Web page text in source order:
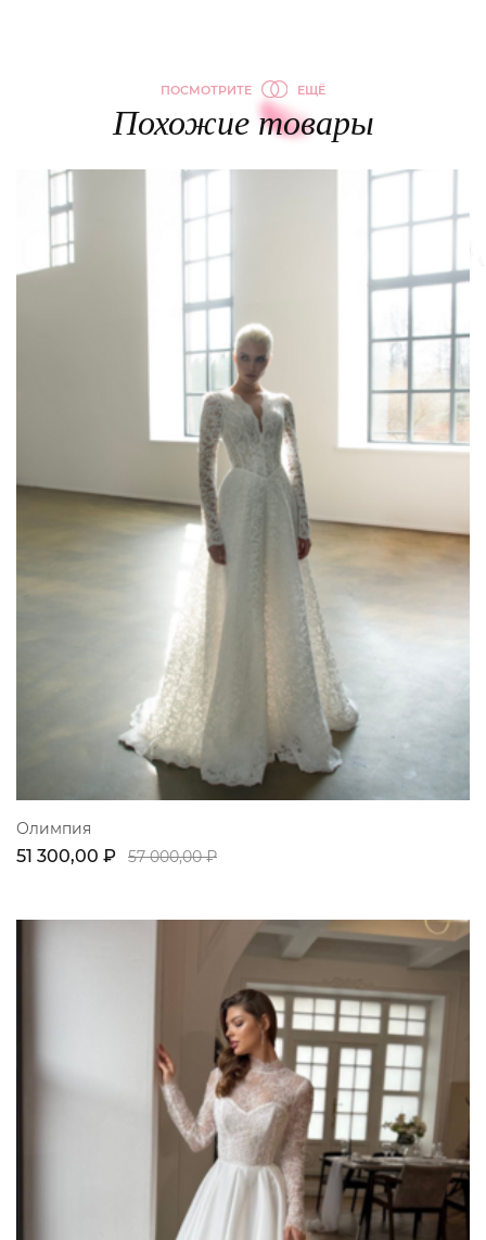
ПОСМОТРИТЕ ЕЩЁ
Похожие товары
Олимпия
51 300,00 ₽ 57 000,00 ₽